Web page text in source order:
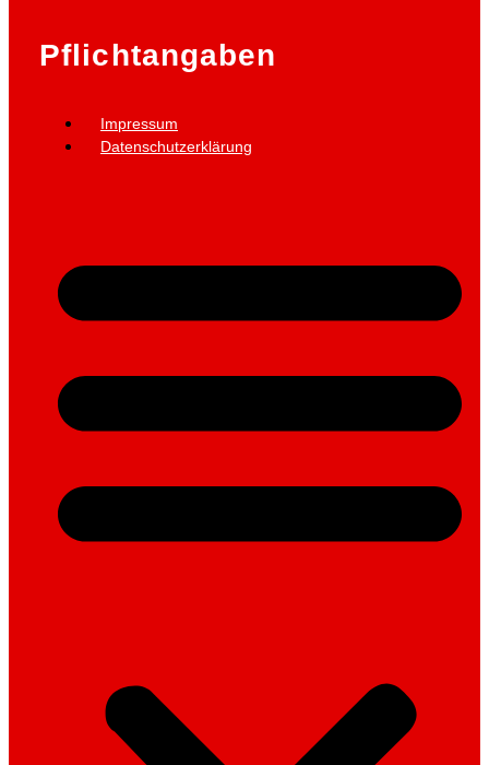
Pflichtangaben
Impressum
Datenschutzerklärung